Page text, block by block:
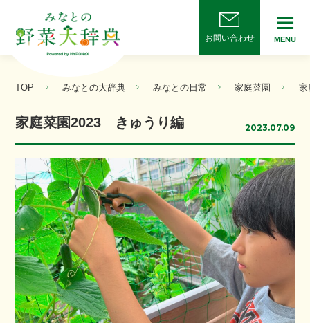
お問い合わせ MENU
TOP みなとの大辞典 みなとの日常 家庭菜園
家庭菜園2023 きゅうり編 2023.07.09